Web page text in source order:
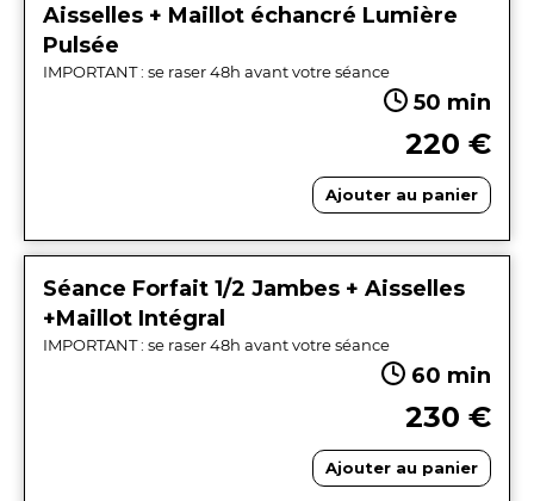
Aisselles + Maillot échancré Lumière
Pulsée
IMPORTANT : se raser 48h avant votre séance
50 min
220 €
Ajouter au panier
Séance Forfait 1/2 Jambes + Aisselles
+Maillot Intégral
IMPORTANT : se raser 48h avant votre séance
60 min
230 €
Ajouter au panier